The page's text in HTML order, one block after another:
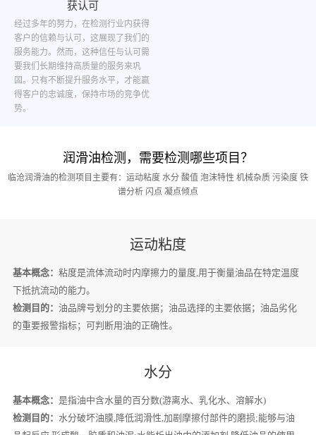
获认可
经过多年的努力，在检测行业内获得
客户的信赖与认可，这展现了我们的
服务能力。然而，这种信任与认可需
要我们长期维持高质量的服务来巩
固。只有不断提升服务水平，才能赢
得客户的忠诚度，保持市场的竞争优
势。
润滑油检测，需要检测哪些项目？
临沧润滑油的检测项目主要有：运动粘度 水分 酸值 泡沫特性 机械杂质 污染度 铁
谱分析 闪点 凝点倾点
运动粘度
基本概念： 粘度是流体流动时内摩擦力的量度,用于衡量油品在特定温度
下抵抗流动的能力。
检测目的： 油品牌号划分的主要依据；油品选择的主要依据；油品劣化
的重要报警指标；可判断用油的正确性。
水分
基本概念： 是指油中含水量的百分数(游离水、乳化水、溶解水)
检测目的： 水分破坏油膜,降低润滑性,加剧摩擦付部件的磨损;能够与油